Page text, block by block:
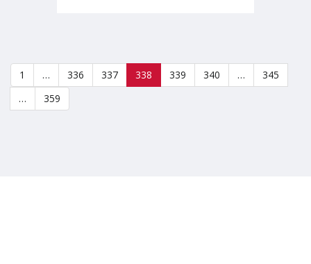
1 … 336 337 338 339 340 …
345
…
359